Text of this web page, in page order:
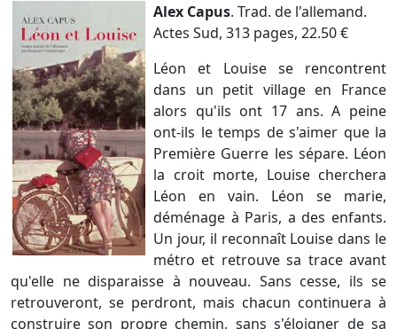
Alex Capus. Trad. de l'allemand.
Actes Sud, 313 pages, 22.50 €
Léon et Louise se rencontrent
dans un petit village en France
alors qu'ils ont 17 ans. A peine
ont-ils le temps de s'aimer que la
Première Guerre les sépare. Léon
la croit morte, Louise cherchera
Léon en vain. Léon se marie,
déménage à Paris, a des enfants.
Un jour, il reconnaît Louise dans le
métro et retrouve sa trace avant
qu'elle ne disparaisse à nouveau. Sans cesse, ils se
retrouveront, se perdront, mais chacun continuera à
construire son propre chemin, sans s'éloigner de sa